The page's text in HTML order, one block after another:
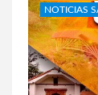
NOTICIAS